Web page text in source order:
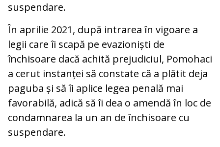
suspendare.
În aprilie 2021, după intrarea în vigoare a
legii care îi scapă pe evazioniști de
închisoare dacă achită prejudiciul, Pomohaci
a cerut instanței să constate că a plătit deja
paguba și să îi aplice legea penală mai
favorabilă, adică să îi dea o amendă în loc de
condamnarea la un an de închisoare cu
suspendare.